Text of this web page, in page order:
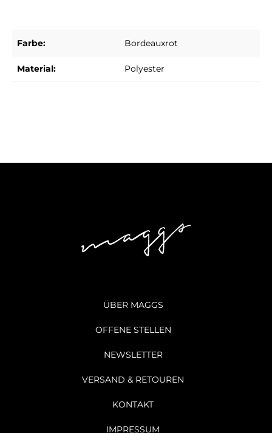
Farbe: Bordeauxrot
Material: Polyester
ÜBER MAGGS
OFFENE STELLEN
NEWSLETTER
VERSAND & RETOUREN
KONTAKT
IMPRESSUM